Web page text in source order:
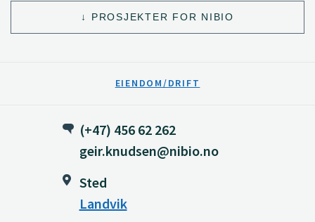
PROSJEKTER FOR NIBIO
EIENDOM/DRIFT
(+47) 456 62 262
geir.knudsen@nibio.no
Sted
Landvik